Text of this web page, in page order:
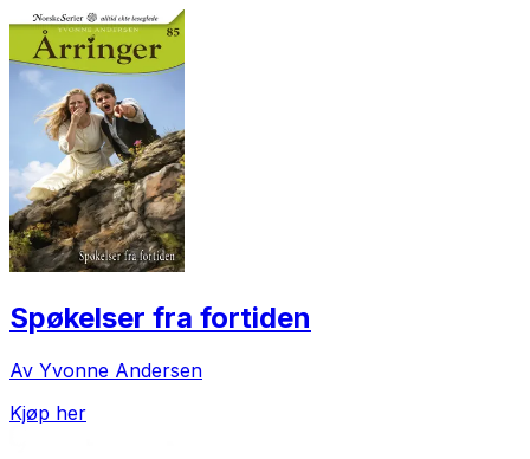
Spøkelser fra fortiden
Av Yvonne Andersen
Kjøp her